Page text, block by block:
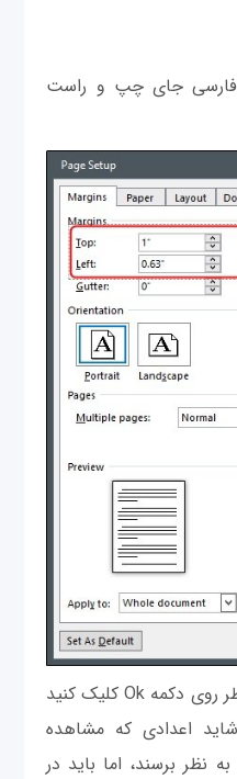
فارسی جای چپ و راست
پس از تعیین حاشیه‌های مدنظر روی دکمه Ok کلیک کنید
اعدادی که مشاهده
برسند، اما باید در